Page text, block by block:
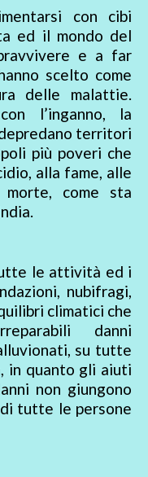
con cibi
ed il mondo del
e a far
scelto come
delle malattie.
l’inganno, la
territori
più poveri che
alla fame, alle
come sta
le attività ed i
nubifragi,
climatici che
danni
su tutte
in quanto gli aiuti
non giungono
tutte le persone